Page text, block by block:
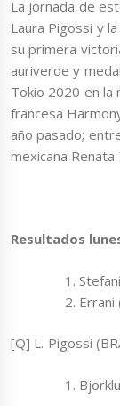
La jornada de
Laura Pigossi y
su primera
auriverde y
Tokio 2020 en la
francesa
año pasado;
mexicana Renata
Resultados
Errani
[Q] L. Pigossi